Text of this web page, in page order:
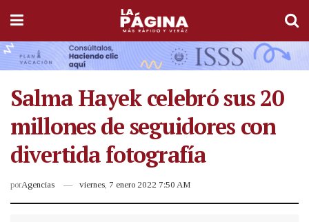
Salma Hayek celebró sus 20
millones de seguidores con
divertida fotografía
porAgencias viernes, 7 enero 2022 7:50 AM